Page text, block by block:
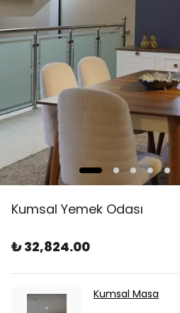
Kumsal Yemek Odası
₺ 32,824.00
Kumsal Masa